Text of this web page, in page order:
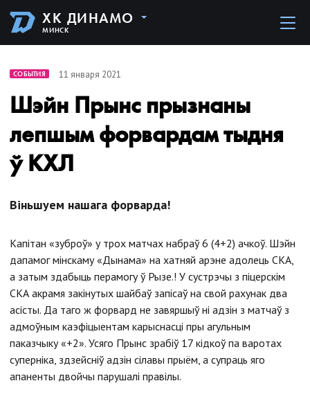
ХК ДИНАМО
МИНСК
СОБЫТИЯ 11 января 2021
Шэйн Прынс прызнаны
лепшым форвардам тыдня
ў КХЛ
Вiньшуем нашага форварда!
Капiтан «зуброў» у трох матчах набраў 6 (4+2) ачкоў. Шэйн
дапамог мінскаму «Дынама» на хатняй арэне адолець СКА,
а затым здабыць перамогу ў Рызе.! У сустрэчы з піцерскім
СКА акрамя закінутых шайбаў запісаў на свой рахунак два
асісты. Да таго ж форвард не завяршыў ні адзін з матчаў з
адмоўным каэфіцыентам карыснасці пры агульным
паказчыку «+2». Усяго Прынс зрабiў 17 кідкоў па варотах
суперніка, здзейсніў адзін сілавы прыём, а супраць яго
апаненты двойчы парушалі правілы.